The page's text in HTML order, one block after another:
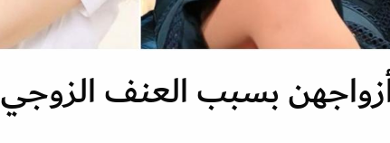
بسبب العنف الزوجي